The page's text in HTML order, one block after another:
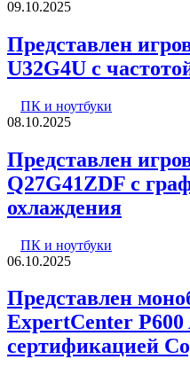
09.10.2025
Представлен
U32G4U с
ПК и ноутбуки
08.10.2025
Представлен
Q27G41ZDF с
охлаждения
ПК и ноутбуки
06.10.2025
Представлен
ExpertCenter P600
сертификацией